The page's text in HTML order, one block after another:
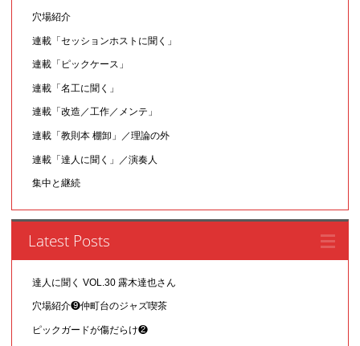
穴場紹介
連載「セッションホストに聞く」
連載「ピックケース」
連載「名工に聞く」
連載「改造／工作／メンテ」
連載「教則本 棚卸」／理論の外
連載「達人に聞く」／演奏人
集中と継続
Latest Posts
達人に聞く VOL.30 露木達也さん
穴場紹介❾仲町台のジャズ喫茶
ピックガードが傷だらけ❷